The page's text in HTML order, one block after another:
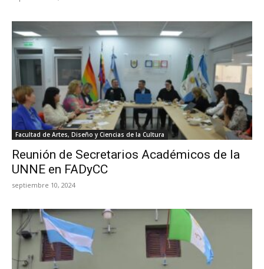
Facultad de Artes, Diseño y Ciencias de la Cultura
Reunión de Secretarios Académicos de la
UNNE en FADyCC
septiembre 10, 2024